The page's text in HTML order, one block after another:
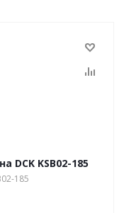
KSB02-185
185